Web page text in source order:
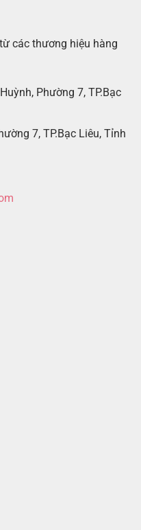
các thương hiệu hàng
Phường 7, TP.Bạc
7, TP.Bạc Liêu, Tỉnh